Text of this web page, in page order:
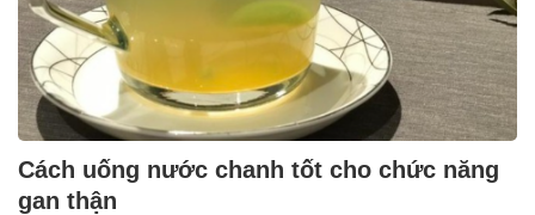
Cách uống nước chanh tốt cho chức năng
gan thận